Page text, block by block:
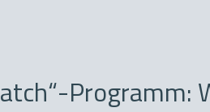
Programm: